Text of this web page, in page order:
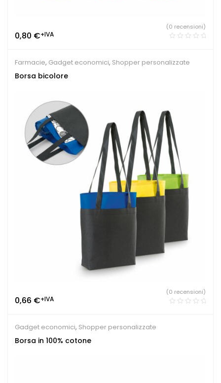
0,80 €+IVA
(0 recensioni)
Farmacie, Gadget economici, Shopper personalizzate
Borsa bicolore
0,66 €+IVA
(0 recensioni)
Gadget economici, Shopper personalizzate
Borsa in 100% cotone